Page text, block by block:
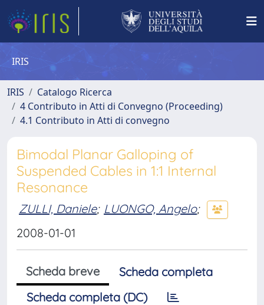
IRIS
IRIS
Catalogo Ricerca
4 Contributo in Atti di Convegno (Proceeding)
4.1 Contributo in Atti di convegno
Bimodal Planar Galloping of
Suspended Cables in 1:1 Internal
Resonance
ZULLI, Daniele; LUONGO, Angelo;
2008-01-01
Scheda breve
Scheda completa
Scheda completa (DC)